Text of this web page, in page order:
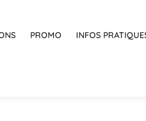
PROMO INFOS